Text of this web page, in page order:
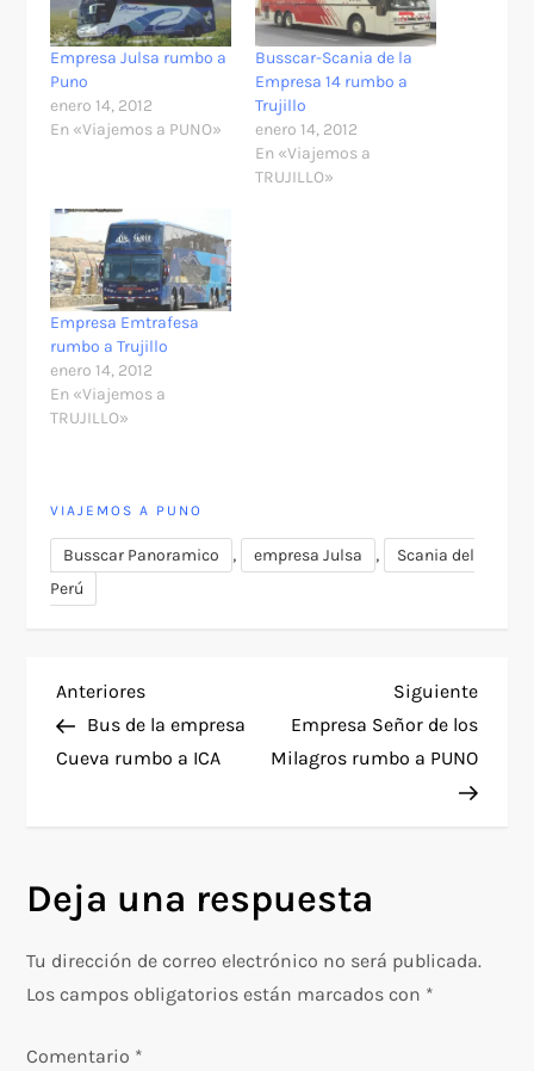
Empresa Julsa rumbo a
Puno
enero 14, 2012
En «Viajemos a PUNO»
Busscar-Scania de la
Empresa 14 rumbo a
Trujillo
enero 14, 2012
En «Viajemos a
TRUJILLO»
Empresa Emtrafesa
rumbo a Trujillo
enero 14, 2012
En «Viajemos a
TRUJILLO»
VIAJEMOS A PUNO
Busscar Panoramico , empresa Julsa ,
Scania del
Perú
N
a
g
a
Entrada
anterior
Anteriores
Bus de la empresa
Cueva rumbo a ICA
Siguiente
Empresa Señor de los
Milagros rumbo a PUNO
Deja una respuesta
Tu dirección de correo electrónico no será publicada.
Los campos obligatorios están marcados con *
Comentario *